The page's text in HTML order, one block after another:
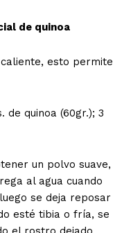
de quinoa
esto permite
de quinoa (60gr.); 3
un polvo suave,
al agua cuando
se deja reposar
esté tibia o fría, se